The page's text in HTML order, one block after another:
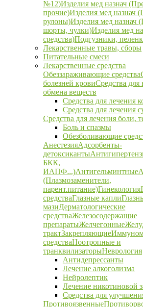
№12)Изделия мед назнач
прочие)Изделия мед назнач
рулоны)Изделия мед назнач
шорты, чулки)Изделия мед
средства)Подгузники,
Лекарственные травы, сборы
Питательные смеси
Лекарственные средства
Обеззараживающие средства
болезней кровиСредства для
обмена веществ
Средства для лечения
Средства для лечения
Средства для лечения боли,
Боль и спазмы
Обезболивающие
АнестезияАдсорбенты-
детоксиканты
БКК,
ИАПФ...)Антигельминтные
(Плазмозаменители,
парент.питание)Гинекология
средстваГлазные капли
мазиДерматологические
средстваЖелезосодержащие
препаратыЖелчегонные
трактЗакрепляющие
средстваНоотропные и
транквилизаторыНеврология
Антидепрессанты
Лечение алкоголизма
Нейролептик
Лечение никотиновой
Средства для
Противоязвенные